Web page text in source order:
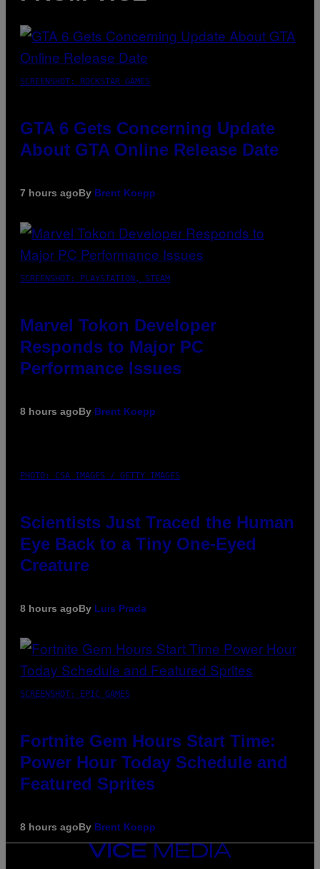
SCREENSHOT: ROCKSTAR GAMES
GTA 6 Gets Concerning Update
About GTA Online Release Date
7 hours agoBy Brent Koepp
SCREENSHOT: PLAYSTATION, STEAM
Marvel Tokon Developer
Responds to Major PC
Performance Issues
8 hours agoBy Brent Koepp
PHOTO: CSA IMAGES / GETTY IMAGES
Scientists Just Traced the Human
Eye Back to a Tiny One-Eyed
Creature
8 hours agoBy Luis Prada
SCREENSHOT: EPIC GAMES
Fortnite Gem Hours Start Time:
Power Hour Today Schedule and
Featured Sprites
8 hours agoBy Brent Koepp
VICE
MEDIA